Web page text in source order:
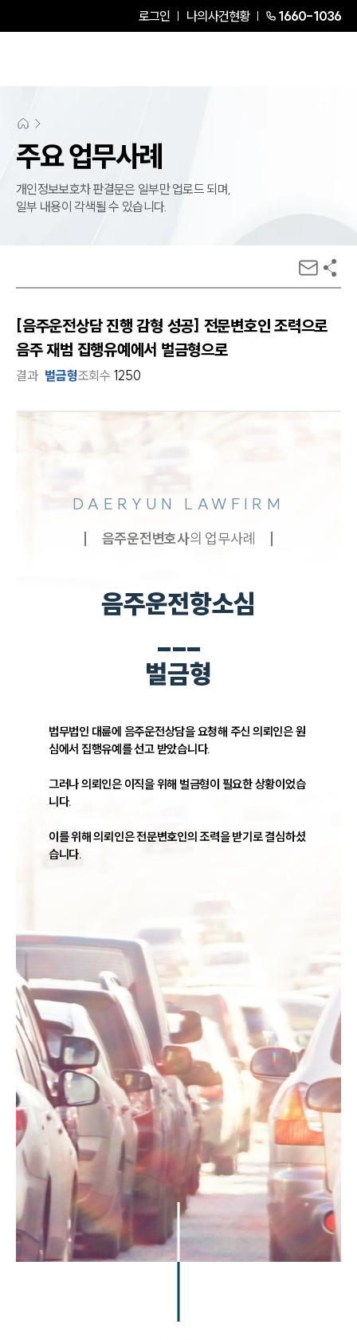
로그인 나의사건현황 1660-1036
주요 업무사례
개인정보보호차 판결문은 일부만 업로드 되며,
일부 내용이 각색될 수 있습니다.
[음주운전상담 진행 감형 성공] 전문변호인 조력으로
음주 재범 집행유예에서 벌금형으로
결과 벌금형조회수 1250
DAERYUN LAWFIRM
음주운전변호사의 업무사례
음주운전항소심
___
벌금형
법무법인 대륜에 음주운전상담을 요청해 주신 의뢰인은 원
심에서 집행유예를 선고 받았습니다.
그러나 의뢰인은 이직을 위해 벌금형이 필요한 상황이었습
니다.
이를 위해 의뢰인은 전문변호인의 조력을 받기로 결심하셨
습니다.